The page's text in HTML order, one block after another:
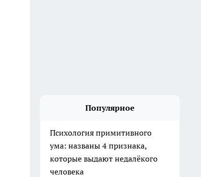
Популярное
Психология примитивного
ума: названы 4 признака,
которые выдают недалёкого
человека